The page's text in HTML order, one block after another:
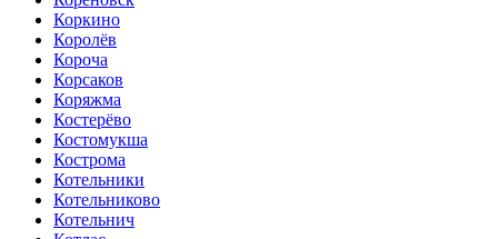
Коркино
Королёв
Короча
Корсаков
Коряжма
Костерёво
Костомукша
Кострома
Котельники
Котельниково
Котельнич